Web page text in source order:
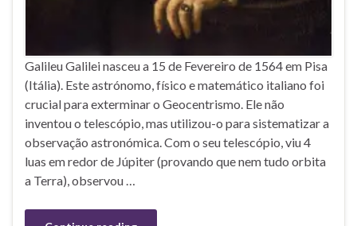
Galileu Galilei nasceu a 15 de Fevereiro de 1564 em Pisa
(Itália). Este astrónomo, físico e matemático italiano foi
crucial para exterminar o Geocentrismo. Ele não
inventou o telescópio, mas utilizou-o para sistematizar a
observação astronómica. Com o seu telescópio, viu 4
luas em redor de Júpiter (provando que nem tudo orbita
a Terra), observou …